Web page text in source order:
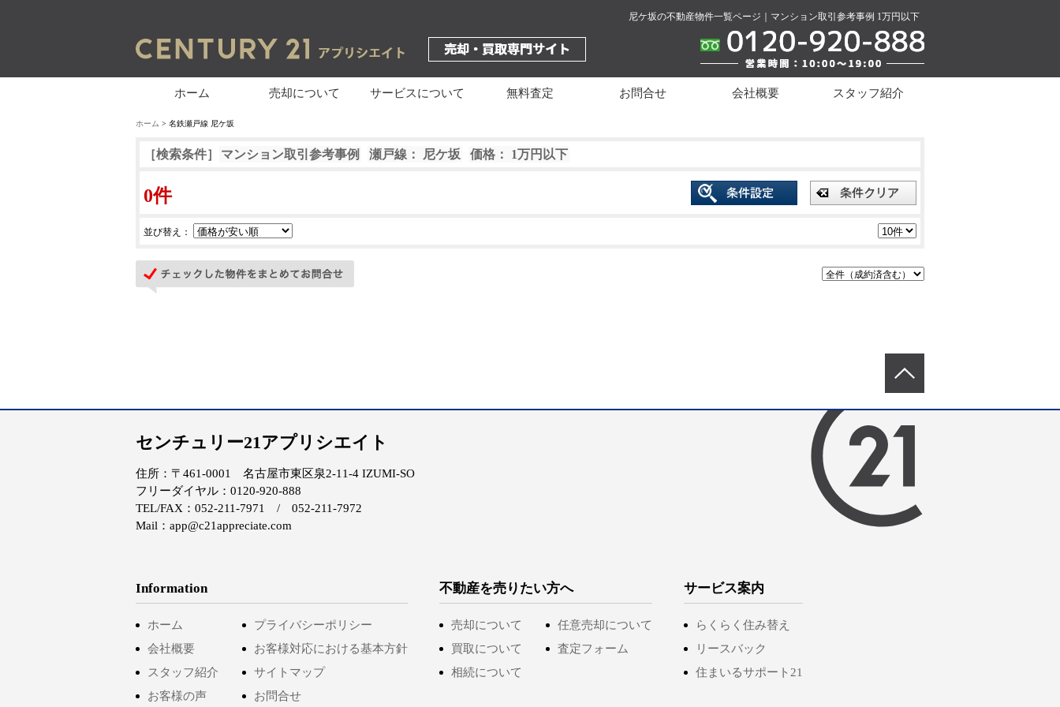
尼ケ坂の不動産物件一覧ページ｜マンション取引参考事例 1万円以下
ホーム 売却について サービスについて 無料査定 お問合せ 会社概要 スタッフ紹介
ホーム > 名鉄瀬戸線 尼ケ坂
［検索条件］ マンション取引参考事例 瀬戸線： 尼ケ坂 価格： 1万円以下
0件
並び替え：
Information
ホーム
会社概要
スタッフ紹介
お客様の声
プライバシーポリシー
お客様対応における基本方針
サイトマップ
お問合せ
不動産を売りたい方へ
売却について
買取について
相続について
任意売却について
査定フォーム
サービス案内
らくらく住み替え
リースバック
住まいるサポート21
センチュリー21アプリシエイト
住所：〒461-0001 名古屋市東区泉2-11-4 IZUMI-SO
フリーダイヤル：0120-920-888
TEL/FAX：052-211-7971 / 052-211-7972
Mail：app@c21appreciate.com